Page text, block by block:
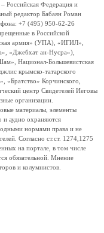
Российская Федерация и
редактор Бабаян Роман
+7 (495) 950-62-26
в Российской
армия» (УПА), «ИГИЛ»,
«Джебхат ан-Нусра»),
Национал-Большевистская
крымско-татарского
«Братство» Корчинского,
центр Свидетелей Иеговы
организации.
материалы, элементы
и аудио охраняются
нормами права и не
Согласно ст.ст. 1274,1275
на портале, в том числе
обязательной. Мнение
и колумнистов.